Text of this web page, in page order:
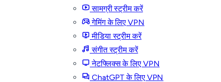
सामग्री स्ट्रीम करें
गेमिंग के लिए VPN
मीडिया स्ट्रीम करें
संगीत स्ट्रीम करें
नेटफ्लिक्स के लिए VPN
ChatGPT के लिए VPN